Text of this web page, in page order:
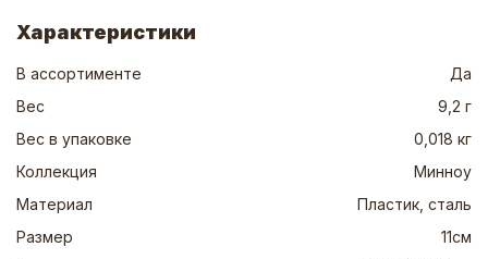
Характеристики
В ассортименте
Да
Вес
9,2 г
Вес в упаковке
0,018 кг
Коллекция
Минноу
Материал
Пластик, сталь
Размер
11см